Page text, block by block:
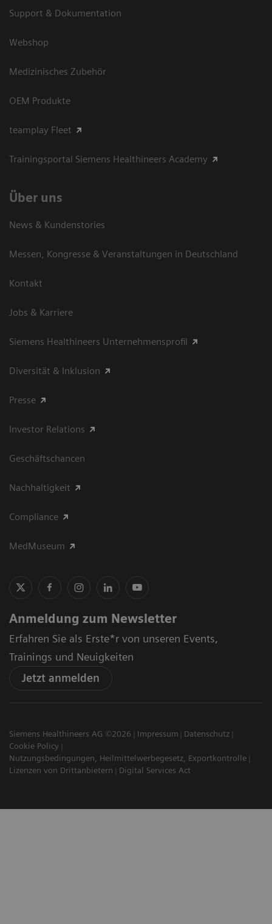
Support & Dokumentation
Webshop
Medizinisches Zubehör
OEM Produkte
teamplay Fleet
Trainingsportal Siemens Healthineers Academy
Über uns
News & Kundenstories
Messen, Kongresse & Veranstaltungen in Deutschland
Kontakt
Jobs & Karriere
Siemens Healthineers Unternehmensprofil
Diversität & Inklusion
Presse
Investor Relations
Geschäftschancen
Nachhaltigkeit
Compliance
MedMuseum
Anmeldung zum Newsletter
Erfahren Sie als Erste*r von unseren Events,
Trainings und Neuigkeiten
Jetzt anmelden
Siemens Healthineers AG ©2026 Impressum
Datenschutz
Cookie Policy
Nutzungsbedingungen, Heilmittelwerbegesetz, Exportkontrolle
Lizenzen von Drittanbietern
Digital Services Act